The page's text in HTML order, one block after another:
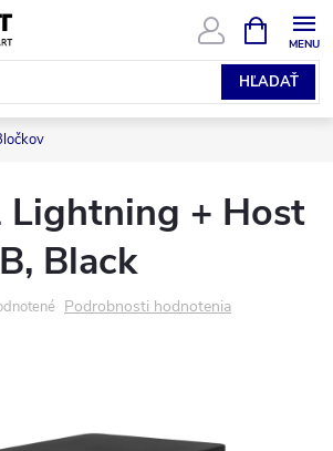
HĽADAŤ
KOŠÍK
Lightning + Host
Black
Podrobnosti hodnotenia